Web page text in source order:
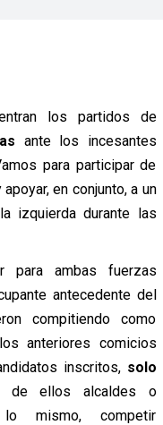
los partidos de
ante los incesantes
para participar de
apoyar, en conjunto, a un
izquierda durante las
para ambas fuerzas
antecedente del
compitiendo como
anteriores comicios
inscritos, solo
de ellos alcaldes o
lo mismo, competir